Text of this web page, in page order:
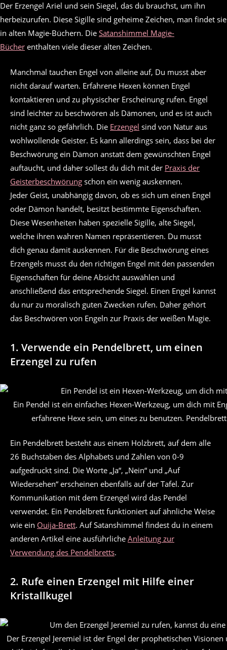
Der Erzengel Ariel und sein Siegel, das du brauchst, um ihn
herbeizurufen. Diese Sigille sind geheime Zeichen, man findet sie
in alten Magie-Büchern. Die Satanshimmel Magie-
Bücher enthalten viele dieser alten Zeichen.
Manchmal tauchen Engel von alleine auf, Du musst aber
nicht darauf warten. Erfahrene Hexen können Engel
kontaktieren und zu physischer Erscheinung rufen. Engel
sind leichter zu beschwören als Dämonen, und es ist auch
nicht ganz so gefährlich. Die Erzengel sind von Natur aus
wohlwollende Geister. Es kann allerdings sein, dass bei der
Beschwörung ein Dämon anstatt dem gewünschten Engel
auftaucht, und daher sollest du dich mit der Praxis der
Geisterbeschwörung schon ein wenig auskennen.
Jeder Geist, unabhängig davon, ob es sich um einen Engel
oder Dämon handelt, besitzt bestimmte Eigenschaften.
Diese Wesenheiten haben spezielle Sigille, alte Siegel,
welche ihren wahren Namen repräsentieren. Du musst
dich genau damit auskennen. Für die Beschwörung eines
Erzengels musst du den richtigen Engel mit den passenden
Eigenschaften für deine Absicht auswählen und
anschließend das entsprechende Siegel. Einen Engel kannst
du nur zu moralisch guten Zwecken rufen. Daher gehört
das Beschwören von Engeln zur Praxis der weißen Magie.
1. Verwende ein Pendelbrett, um einen
Erzengel zu rufen
Ein Pendel ist ein einfaches Hexen-Werkzeug, um dich mit
erfahrene Hexe sein, um eines zu benutzen.
Ein Pendelbrett besteht aus einem Holzbrett, auf dem alle
26 Buchstaben des Alphabets und Zahlen von 0-9
aufgedruckt sind. Die Worte „Ja“, „Nein“ und „Auf
Wiedersehen“ erscheinen ebenfalls auf der Tafel. Zur
Kommunikation mit dem Erzengel wird das Pendel
verwendet. Ein Pendelbrett funktioniert auf ähnliche Weise
wie ein Ouija-Brett. Auf Satanshimmel findest du in einem
anderen Artikel eine ausführliche Anleitung zur
Verwendung des Pendelbretts.
2. Rufe einen Erzengel mit Hilfe einer
Kristallkugel
Der Erzengel Jeremiel ist der Engel der prophetischen